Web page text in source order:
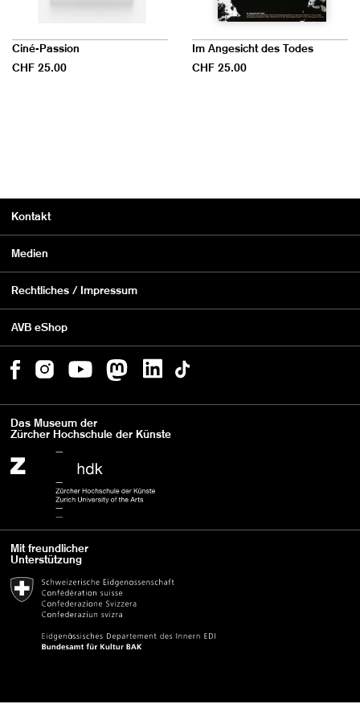
Ciné-Passion
CHF 25.00
Im Angesicht des Todes
CHF 25.00
Kontakt
Medien
Rechtliches / Impressum
AVB eShop
Das Museum der
Zürcher Hochschule der Künste
Mit freundlicher
Unterstützung